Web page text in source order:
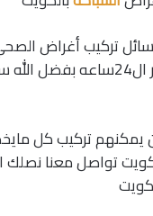
تركيب أغراض
للجميع على مدار ال24ساعه
تركيب كل